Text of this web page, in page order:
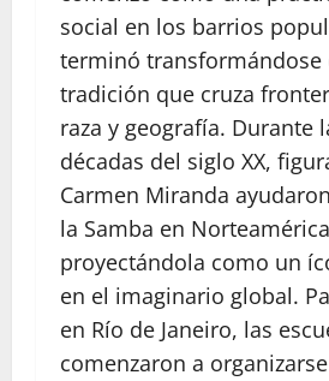
social en los barrios
terminó transformándose
tradición que cruza
raza y geografía. Durante
décadas del siglo XX,
Carmen Miranda
la Samba en
proyectándola como un
en el imaginario global.
en Río de Janeiro, las
comenzaron a